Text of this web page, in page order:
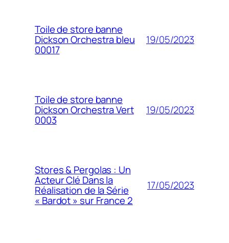
Toile de store banne
Dickson Orchestra bleu
00017
19/05/2023
Toile de store banne
Dickson Orchestra Vert
0003
19/05/2023
Stores & Pergolas : Un
Acteur Clé Dans la
Réalisation de la Série
« Bardot » sur France 2
17/05/2023